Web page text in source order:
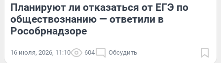
Планируют ли отказаться от ЕГЭ по
обществознанию — ответили в
Рособрнадзоре
16 июля, 2026, 11:10 604 Обсудить